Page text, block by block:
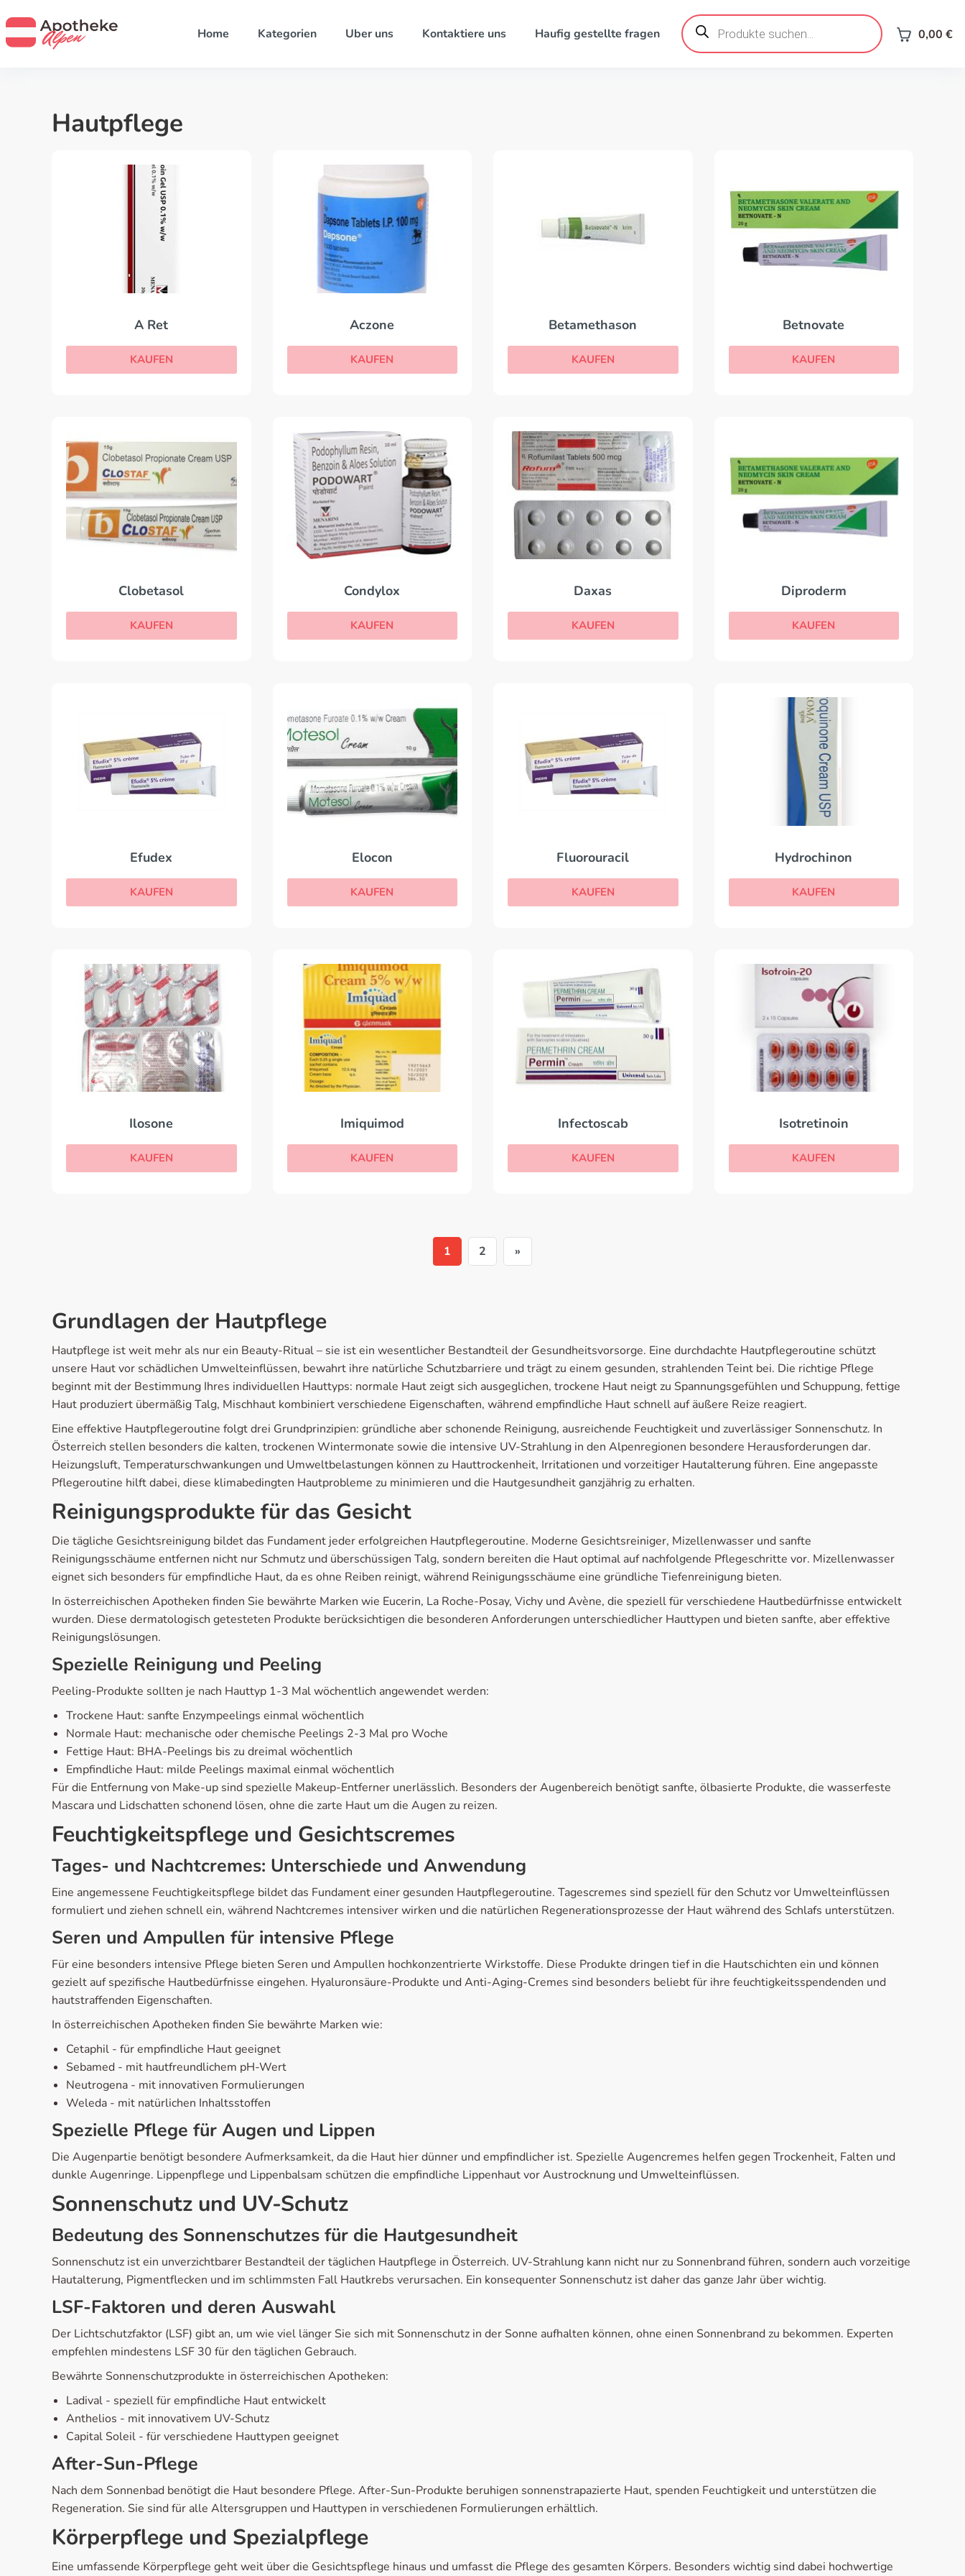
Home Kategorien Uber uns Kontaktiere uns Haufig gestellte fragen
Products
search 0,00 €
Hautpflege
A Ret
KAUFEN
Aczone
KAUFEN
Betamethason
KAUFEN
Betnovate
KAUFEN
Clobetasol
KAUFEN
Condylox
KAUFEN
Daxas
KAUFEN
Diproderm
KAUFEN
Efudex
KAUFEN
Elocon
KAUFEN
Fluorouracil
KAUFEN
Hydrochinon
KAUFEN
Ilosone
KAUFEN
Imiquimod
KAUFEN
Infectoscab
KAUFEN
Isotretinoin
KAUFEN
1 2 »
Grundlagen der Hautpflege
Hautpflege ist weit mehr als nur ein Beauty-Ritual – sie ist ein wesentlicher Bestandteil der Gesundheitsvorsorge. Eine durchdachte Hautpflegeroutine schützt
unsere Haut vor schädlichen Umwelteinflüssen, bewahrt ihre natürliche Schutzbarriere und trägt zu einem gesunden, strahlenden Teint bei. Die richtige Pflege
beginnt mit der Bestimmung Ihres individuellen Hauttyps: normale Haut zeigt sich ausgeglichen, trockene Haut neigt zu Spannungsgefühlen und Schuppung, fettige
Haut produziert übermäßig Talg, Mischhaut kombiniert verschiedene Eigenschaften, während empfindliche Haut schnell auf äußere Reize reagiert.
Eine effektive Hautpflegeroutine folgt drei Grundprinzipien: gründliche aber schonende Reinigung, ausreichende Feuchtigkeit und zuverlässiger Sonnenschutz. In
Österreich stellen besonders die kalten, trockenen Wintermonate sowie die intensive UV-Strahlung in den Alpenregionen besondere Herausforderungen dar.
Heizungsluft, Temperaturschwankungen und Umweltbelastungen können zu Hauttrockenheit, Irritationen und vorzeitiger Hautalterung führen. Eine angepasste
Pflegeroutine hilft dabei, diese klimabedingten Hautprobleme zu minimieren und die Hautgesundheit ganzjährig zu erhalten.
Reinigungsprodukte für das Gesicht
Die tägliche Gesichtsreinigung bildet das Fundament jeder erfolgreichen Hautpflegeroutine. Moderne Gesichtsreiniger, Mizellenwasser und sanfte
Reinigungsschäume entfernen nicht nur Schmutz und überschüssigen Talg, sondern bereiten die Haut optimal auf nachfolgende Pflegeschritte vor. Mizellenwasser
eignet sich besonders für empfindliche Haut, da es ohne Reiben reinigt, während Reinigungsschäume eine gründliche Tiefenreinigung bieten.
In österreichischen Apotheken finden Sie bewährte Marken wie Eucerin, La Roche-Posay, Vichy und Avène, die speziell für verschiedene Hautbedürfnisse entwickelt
wurden. Diese dermatologisch getesteten Produkte berücksichtigen die besonderen Anforderungen unterschiedlicher Hauttypen und bieten sanfte, aber effektive
Reinigungslösungen.
Spezielle Reinigung und Peeling
Peeling-Produkte sollten je nach Hauttyp 1-3 Mal wöchentlich angewendet werden:
Trockene Haut: sanfte Enzympeelings einmal wöchentlich
Normale Haut: mechanische oder chemische Peelings 2-3 Mal pro Woche
Fettige Haut: BHA-Peelings bis zu dreimal wöchentlich
Empfindliche Haut: milde Peelings maximal einmal wöchentlich
Für die Entfernung von Make-up sind spezielle Makeup-Entferner unerlässlich. Besonders der Augenbereich benötigt sanfte, ölbasierte Produkte, die wasserfeste
Mascara und Lidschatten schonend lösen, ohne die zarte Haut um die Augen zu reizen.
Feuchtigkeitspflege und Gesichtscremes
Tages- und Nachtcremes: Unterschiede und Anwendung
Eine angemessene Feuchtigkeitspflege bildet das Fundament einer gesunden Hautpflegeroutine. Tagescremes sind speziell für den Schutz vor Umwelteinflüssen
formuliert und ziehen schnell ein, während Nachtcremes intensiver wirken und die natürlichen Regenerationsprozesse der Haut während des Schlafs unterstützen.
Seren und Ampullen für intensive Pflege
Für eine besonders intensive Pflege bieten Seren und Ampullen hochkonzentrierte Wirkstoffe. Diese Produkte dringen tief in die Hautschichten ein und können
gezielt auf spezifische Hautbedürfnisse eingehen. Hyaluronsäure-Produkte und Anti-Aging-Cremes sind besonders beliebt für ihre feuchtigkeitsspendenden und
hautstraffenden Eigenschaften.
In österreichischen Apotheken finden Sie bewährte Marken wie:
Cetaphil - für empfindliche Haut geeignet
Sebamed - mit hautfreundlichem pH-Wert
Neutrogena - mit innovativen Formulierungen
Weleda - mit natürlichen Inhaltsstoffen
Spezielle Pflege für Augen und Lippen
Die Augenpartie benötigt besondere Aufmerksamkeit, da die Haut hier dünner und empfindlicher ist. Spezielle Augencremes helfen gegen Trockenheit, Falten und
dunkle Augenringe. Lippenpflege und Lippenbalsam schützen die empfindliche Lippenhaut vor Austrocknung und Umwelteinflüssen.
Sonnenschutz und UV-Schutz
Bedeutung des Sonnenschutzes für die Hautgesundheit
Sonnenschutz ist ein unverzichtbarer Bestandteil der täglichen Hautpflege in Österreich. UV-Strahlung kann nicht nur zu Sonnenbrand führen, sondern auch vorzeitige
Hautalterung, Pigmentflecken und im schlimmsten Fall Hautkrebs verursachen. Ein konsequenter Sonnenschutz ist daher das ganze Jahr über wichtig.
LSF-Faktoren und deren Auswahl
Der Lichtschutzfaktor (LSF) gibt an, um wie viel länger Sie sich mit Sonnenschutz in der Sonne aufhalten können, ohne einen Sonnenbrand zu bekommen. Experten
empfehlen mindestens LSF 30 für den täglichen Gebrauch.
Bewährte Sonnenschutzprodukte in österreichischen Apotheken:
Ladival - speziell für empfindliche Haut entwickelt
Anthelios - mit innovativem UV-Schutz
Capital Soleil - für verschiedene Hauttypen geeignet
After-Sun-Pflege
Nach dem Sonnenbad benötigt die Haut besondere Pflege. After-Sun-Produkte beruhigen sonnenstrapazierte Haut, spenden Feuchtigkeit und unterstützen die
Regeneration. Sie sind für alle Altersgruppen und Hauttypen in verschiedenen Formulierungen erhältlich.
Körperpflege und Spezialpflege
Eine umfassende Körperpflege geht weit über die Gesichtspflege hinaus und umfasst die Pflege des gesamten Körpers. Besonders wichtig sind dabei hochwertige